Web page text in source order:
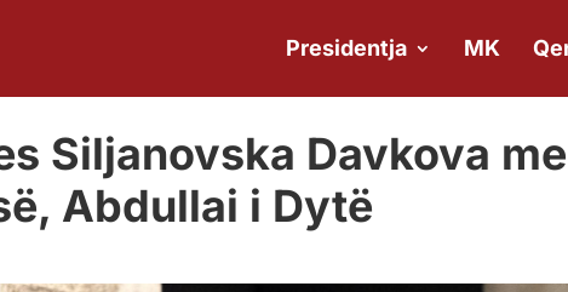
Presidentja MK
Siljanovska Davkova me
Abdullai i Dytë